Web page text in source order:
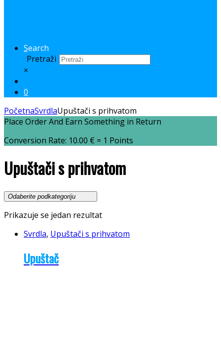
Search
Pretraži
×
0
PočetnaSvrdlaUpuštači s prihvatom
Place Order And Earn Something in Return
Conversion Rate: 10.00 € = 1 Points
Upuštači s prihvatom
Prikazuje se jedan rezultat
Svrdla, Upuštači s prihvatom
Upuštač